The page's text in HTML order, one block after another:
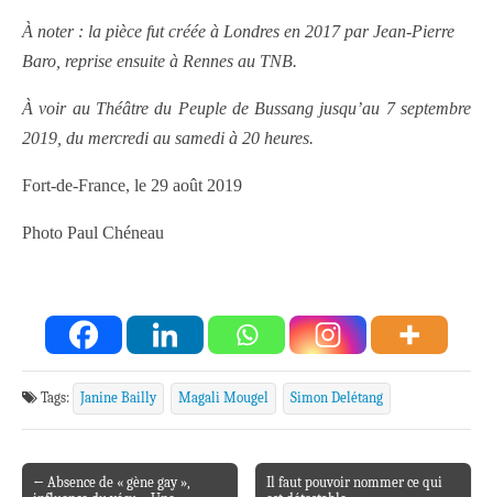
À noter : la pièce fut créée à Londres en 2017 par Jean-Pierre
Baro, reprise ensuite à Rennes au TNB.
À voir au Théâtre du Peuple de Bussang jusqu’au 7 septembre
2019, du mercredi au samedi à 20 heures.
Fort-de-France, le 29 août 2019
Photo Paul Chéneau
Tags: Janine Bailly Magali Mougel Simon Delétang
← Absence de « gène gay »,
Il faut pouvoir nommer ce qui